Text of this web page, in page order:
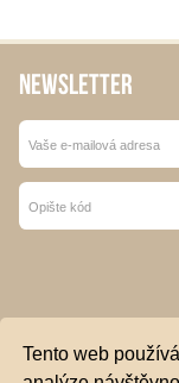
Tento web
NEWSLETTER
Stiskem tlačítka